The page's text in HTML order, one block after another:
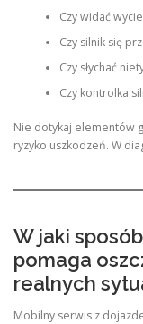
Czy widać
Czy silnik się
Czy słychać
Czy kontrolka
Nie dotykaj elementów
ryzyko uszkodzeń. W
W jaki
pomaga
realnych
Mobilny serwis z